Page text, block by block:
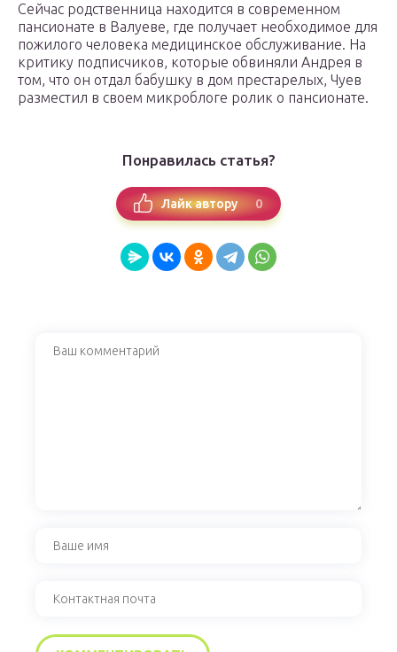
Сейчас родственница находится в современном
пансионате в Валуеве, где получает необходимое для
пожилого человека медицинское обслуживание. На
критику подписчиков, которые обвиняли Андрея в
том, что он отдал бабушку в дом престарелых, Чуев
разместил в своем микроблоге ролик о пансионате.
Понравилась статья?
Лайк автору 0